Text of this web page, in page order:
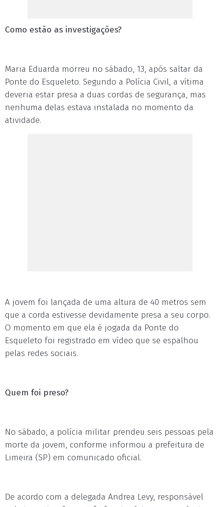
Como estão as investigações?
Maria Eduarda morreu no sábado, 13, após saltar da
Ponte do Esqueleto. Segundo a Polícia Civil, a vítima
deveria estar presa a duas cordas de segurança, mas
nenhuma delas estava instalada no momento da
atividade.
A jovem foi lançada de uma altura de 40 metros sem
que a corda estivesse devidamente presa a seu corpo.
O momento em que ela é jogada da Ponte do
Esqueleto foi registrado em vídeo que se espalhou
pelas redes sociais.
Quem foi preso?
No sábado, a polícia militar prendeu seis pessoas pela
morte da jovem, conforme informou a prefeitura de
Limeira (SP) em comunicado oficial.
De acordo com a delegada Andrea Levy, responsável